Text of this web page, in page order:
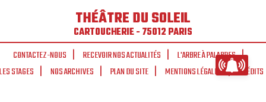
THÉÂTRE DU SOLEIL
CARTOUCHERIE - 75012 PARIS
CONTACTEZ-NOUS
RECEVOIR NOS ACTUALITÉS
L'ARBRE À PALABRES
LES STAGES
NOS ARCHIVES PLAN DU SITE MENTIONS LÉGALES CRÉDITS